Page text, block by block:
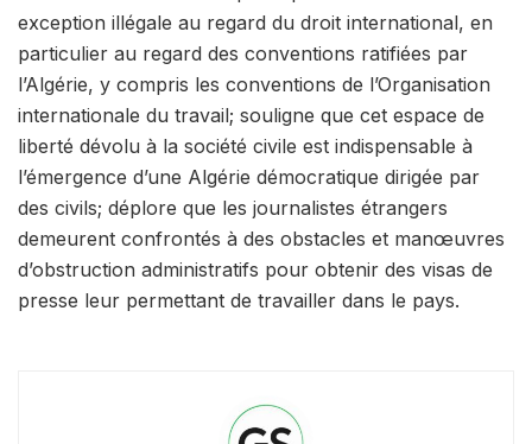
exception illégale au regard du droit international, en
particulier au regard des conventions ratifiées par
l’Algérie, y compris les conventions de l’Organisation
internationale du travail; souligne que cet espace de
liberté dévolu à la société civile est indispensable à
l’émergence d’une Algérie démocratique dirigée par
des civils; déplore que les journalistes étrangers
demeurent confrontés à des obstacles et manœuvres
d’obstruction administratifs pour obtenir des visas de
presse leur permettant de travailler dans le pays.